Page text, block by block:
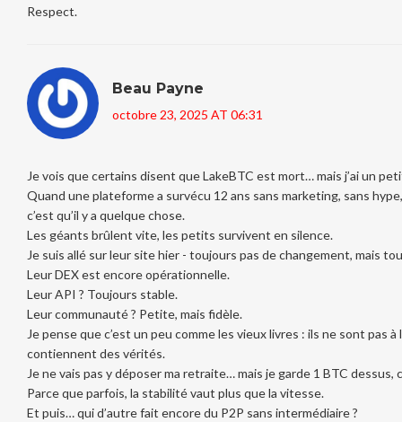
Respect.
Beau Payne
octobre 23, 2025 AT 06:31
Je vois que certains disent que LakeBTC est mort… mais j’ai un
Quand une plateforme a survécu 12 ans sans marketing, sans
c’est qu’il y a quelque chose.
Les géants brûlent vite, les petits survivent en silence.
Je suis allé sur leur site hier - toujours pas de changement, mais
Leur DEX est encore opérationnelle.
Leur API ? Toujours stable.
Leur communauté ? Petite, mais fidèle.
Je pense que c’est un peu comme les vieux livres : ils ne sont pas à
contiennent des vérités.
Je ne vais pas y déposer ma retraite… mais je garde 1 BTC dessus,
Parce que parfois, la stabilité vaut plus que la vitesse.
Et puis… qui d’autre fait encore du P2P sans intermédiaire ?